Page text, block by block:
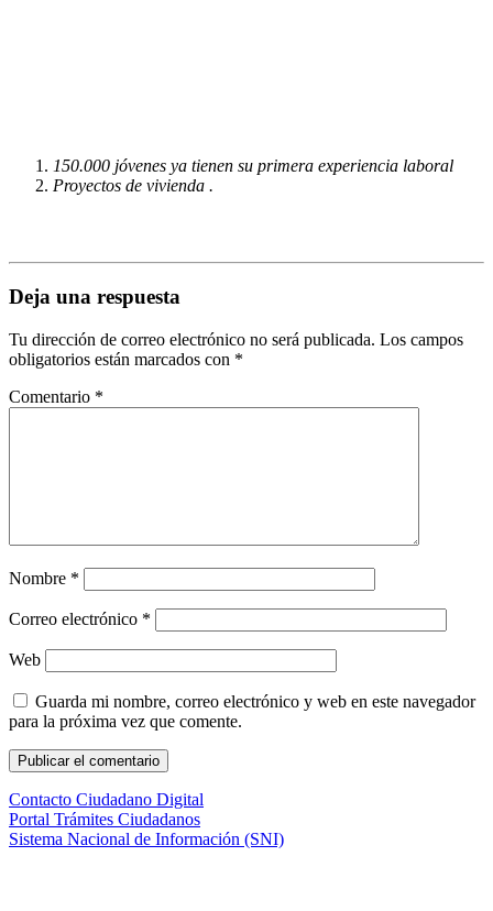
150.000 jóvenes ya tienen su primera experiencia laboral
Proyectos de vivienda .
Deja una respuesta
Tu dirección de correo electrónico no será publicada. Los campos
obligatorios están marcados con *
Comentario *
Nombre *
Correo electrónico *
Web
Guarda mi nombre, correo electrónico y web en este navegador
para la próxima vez que comente.
Contacto Ciudadano Digital
Portal Trámites Ciudadanos
Sistema Nacional de Información (SNI)